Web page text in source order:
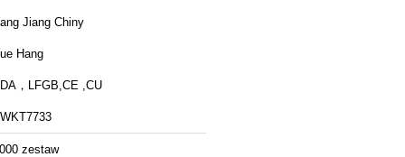
Jiang Chiny
Hang
，LFGB,CE ,CU
zestaw